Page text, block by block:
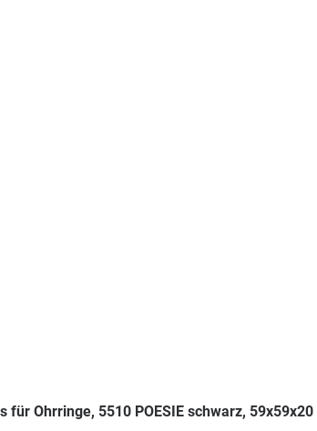
Ohrringe, 5510 POESIE schwarz,